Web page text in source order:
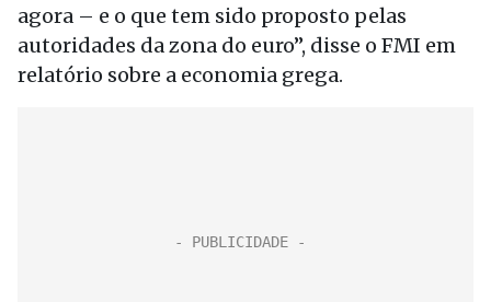
agora – e o que tem sido proposto pelas
autoridades da zona do euro”, disse o FMI em
relatório sobre a economia grega.